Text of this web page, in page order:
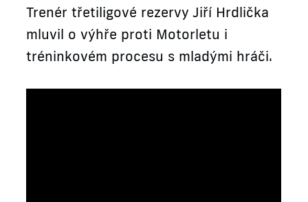
Trenér třetiligové rezervy Jiří Hrdlička
mluvil o výhře proti Motorletu i
tréninkovém procesu s mladými hráči.